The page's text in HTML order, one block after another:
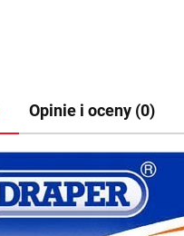
Opinie i oceny (0)